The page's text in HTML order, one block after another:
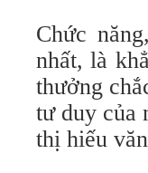
Chức
nhất, là
thưởng
tư duy của
thị hiếu